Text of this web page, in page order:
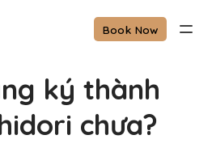
Book Now
ký thành
chưa?